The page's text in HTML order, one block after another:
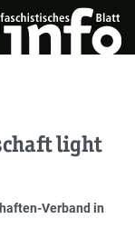
light
Verband in